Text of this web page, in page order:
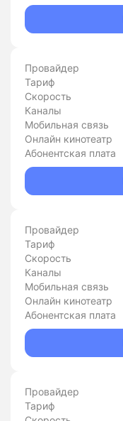
Провайдер
Тариф
Скорость
Каналы
Мобильная связь
Онлайн кинотеатр
Абонентская плата
Провайдер
Тариф
Скорость
Каналы
Мобильная связь
Онлайн кинотеатр
Абонентская плата
Провайдер
Тариф